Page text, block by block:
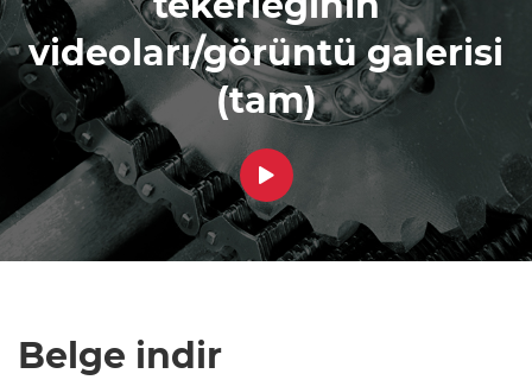
videoları/görüntü galerisi
(tam)

Belge indir